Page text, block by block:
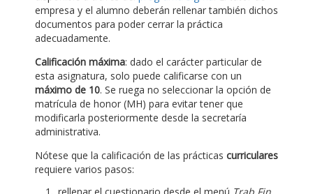
empresa y el alumno deberán rellenar también dichos
documentos para poder cerrar la práctica
adecuadamente.
Calificación máxima: dado el carácter particular de
esta asignatura, solo puede calificarse con un
máximo de 10. Se ruega no seleccionar la opción de
matrícula de honor (MH) para evitar tener que
modificarla posteriormente desde la secretaría
administrativa.
Nótese que la calificación de las prácticas curriculares
requiere varios pasos: